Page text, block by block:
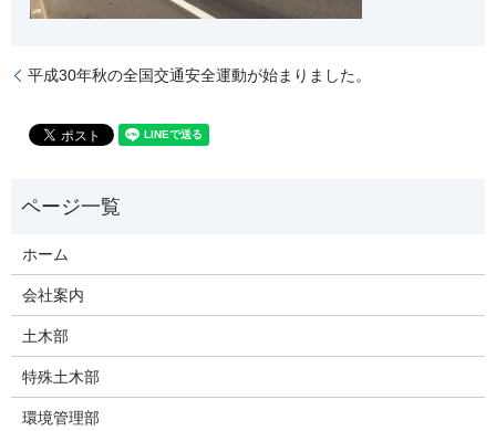
平成30年秋の全国交通安全運動が始まりました。
ホーム
会社案内
土木部
特殊土木部
環境管理部